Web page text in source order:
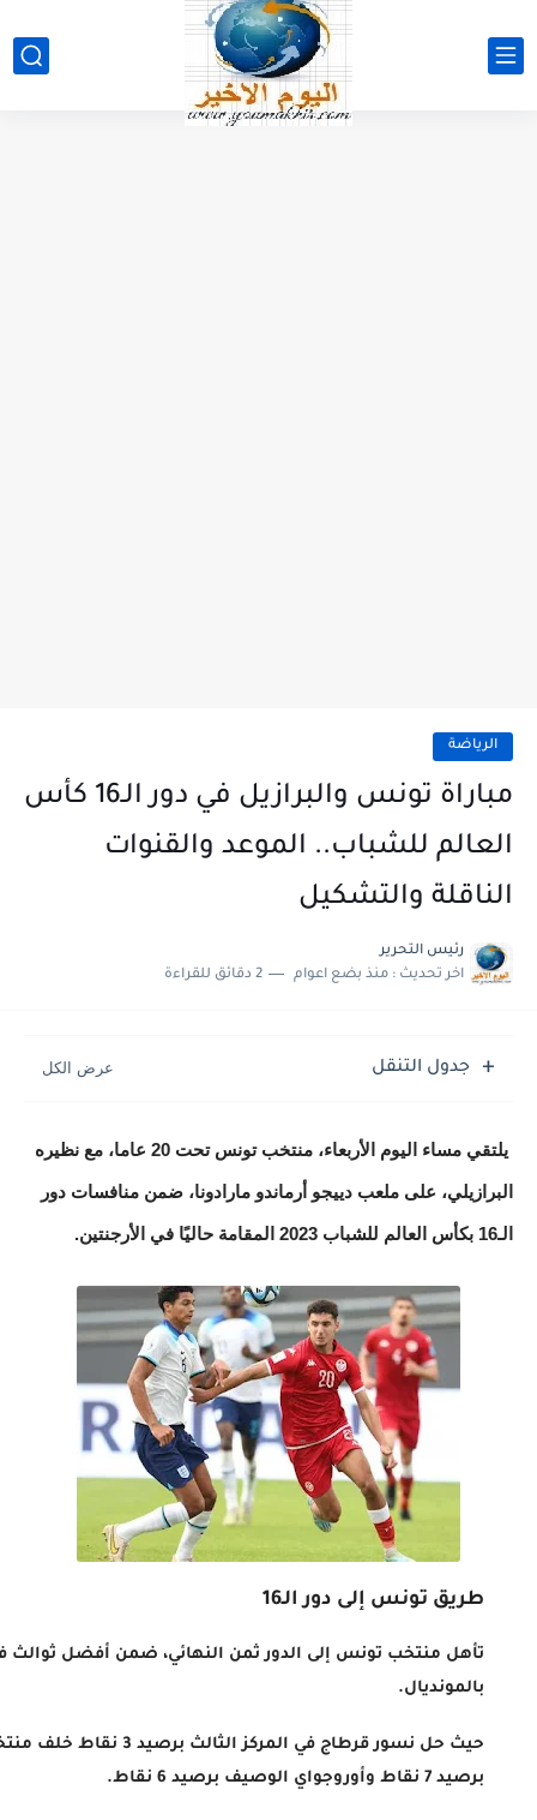
الرياضة
مباراة تونس والبرازيل في دور الـ16 كأس
العالم للشباب.. الموعد والقنوات
الناقلة والتشكيل
رئيس التحرير
اخر تحديث : منذ بضع اعوام 2 دقائق للقراءة
جدول التنقل
يلتقي مساء اليوم الأربعاء، منتخب تونس تحت 20 عاما، مع نظيره
البرازيلي، على ملعب دييجو أرماندو مارادونا، ضمن منافسات دور
الـ16 بكأس العالم للشباب 2023 المقامة حاليًا في الأرجنتين.
طريق تونس إلى دور الـ16
تأهل منتخب تونس إلى الدور ثمن النهائي، ضمن أفضل
بالمونديال.
حيث حل نسور قرطاج في
برصيد 7 نقاط وأوروجواي الوصيف برصيد 6 نقاط.